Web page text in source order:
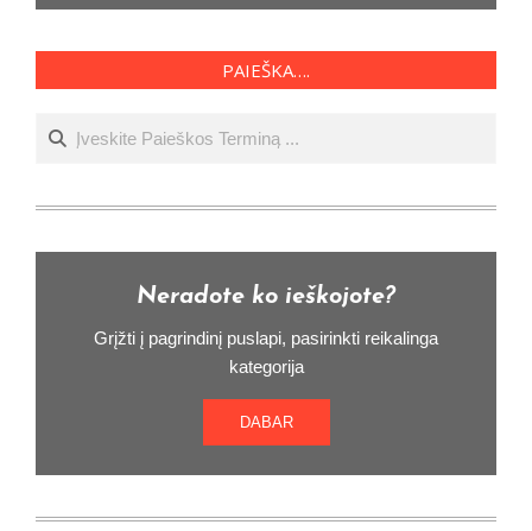
PAIEŠKA….
Ieškoti
Neradote ko ieškojote?
Grįžti į pagrindinį puslapi, pasirinkti reikalinga
kategorija
DABAR